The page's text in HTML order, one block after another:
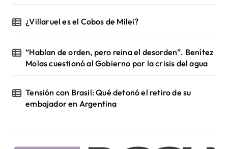
¿Villaruel es el Cobos de Milei?
“Hablan de orden, pero reina el desorden”. Benítez
Molas cuestionó al Gobierno por la crisis del agua
Tensión con Brasil: Qué detonó el retiro de su
embajador en Argentina